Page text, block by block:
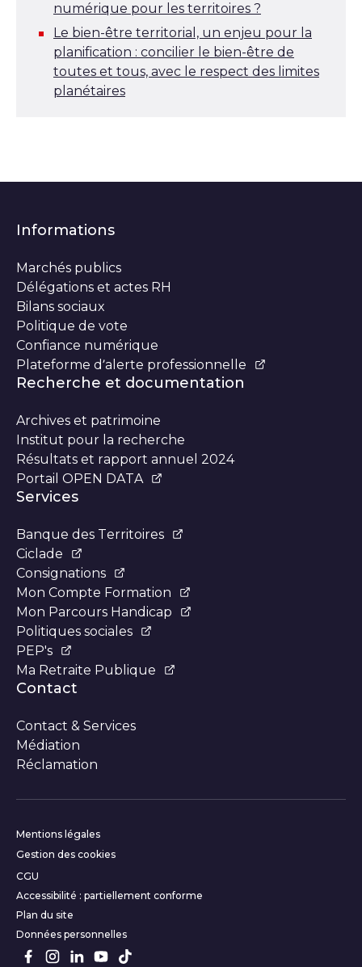
numérique pour les territoires ?
Le bien-être territorial, un enjeu pour la
planification : concilier le bien-être de
toutes et tous, avec le respect des limites
planétaires
Informations
Marchés publics
Délégations et actes RH
Bilans sociaux
Politique de vote
Confiance numérique
Plateforme d’alerte professionnelle
Recherche et documentation
Archives et patrimoine
Institut pour la recherche
Résultats et rapport annuel 2024
Portail OPEN DATA
Services
Banque des Territoires
Ciclade
Consignations
Mon Compte Formation
Mon Parcours Handicap
Politiques sociales
PEP's
Ma Retraite Publique
Contact
Contact & Services
Médiation
Réclamation
Informations
Mentions légales
Gestion des cookies
CGU
Accessibilité : partiellement conforme
Plan du site
Données personnelles
Suivez-nous sur les réseaux
Facebook
Instagram
LinkedIn
Youtube
TikTok